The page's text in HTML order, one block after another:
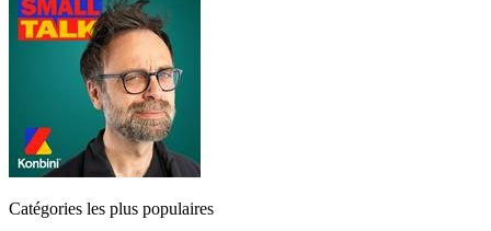
Catégories les plus populaires